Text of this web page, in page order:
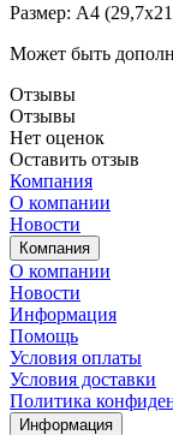
Размер: А4
Может быть
Отзывы
Отзывы
Нет оценок
Оставить отзыв
Компания
О компании
Новости
Компания
О компании
Новости
Информация
Помощь
Условия оплаты
Условия доставки
Политика
Информация